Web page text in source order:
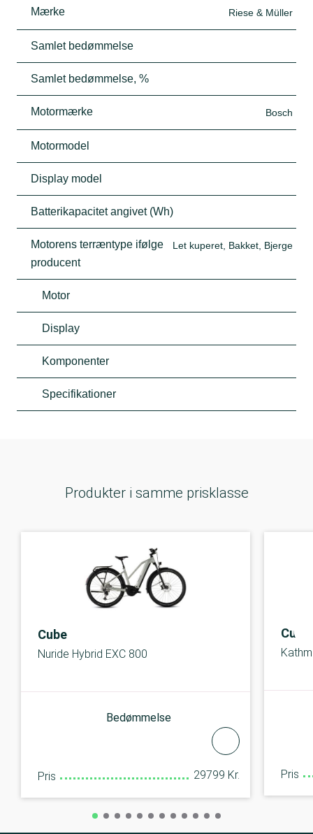
Mærke Riese & Müller
Samlet bedømmelse
Samlet bedømmelse, %
Motormærke Bosch
Motormodel
Display model
Batterikapacitet angivet (Wh)
Motorens terræntype ifølge
producent
Let kuperet, Bakket, Bjerge
Motor
Display
Komponenter
Specifikationer
Produkter i samme prisklasse
Cube
Nuride Hybrid EXC 800
Bedømmelse
Pris 29799 Kr.
Cube
Pris